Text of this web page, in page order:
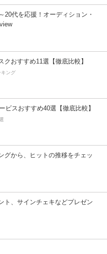
20代を応援！オーディション・
クおすすめ11選【徹底比較】
キング
ビスおすすめ40選【徹底比較】
グから、ヒットの推移をチェッ
ト、サインチェキなどプレゼン